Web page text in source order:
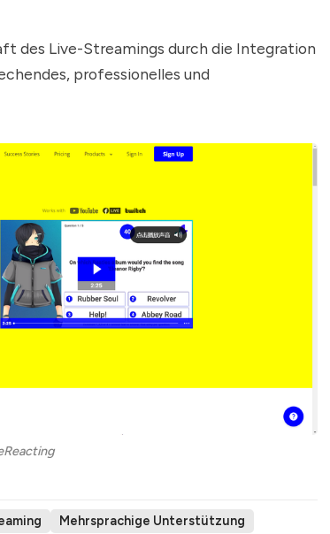
des Live-Streamings durch die Integration
professionelles und
Mehrsprachige Unterstützung